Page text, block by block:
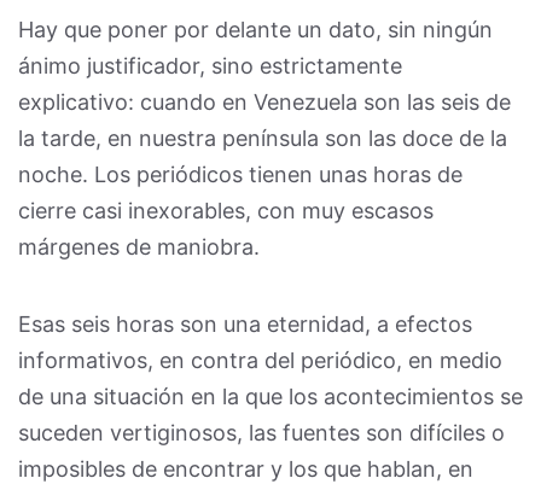
Hay que poner por delante un dato, sin ningún
ánimo justificador, sino estrictamente
explicativo: cuando en Venezuela son las seis de
la tarde, en nuestra península son las doce de la
noche. Los periódicos tienen unas horas de
cierre casi inexorables, con muy escasos
márgenes de maniobra.
Esas seis horas son una eternidad, a efectos
informativos, en contra del periódico, en medio
de una situación en la que los acontecimientos se
suceden vertiginosos, las fuentes son difíciles o
imposibles de encontrar y los que hablan, en